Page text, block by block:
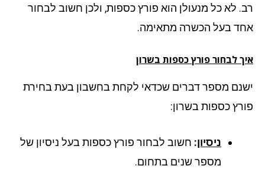
לא כל מנעולן הוא פורץ כספות, ולכן חשוב לבחור
בעל הכשרה מתאימה.
לבחור פורץ כספות בשרון
מספר דברים שכדאי לקחת בחשבון בעת בחירת
כספות בשרון:
ניסיון:חשוב לבחור פורץ כספות בעל ניסיון של
מספר שנים בתחום.